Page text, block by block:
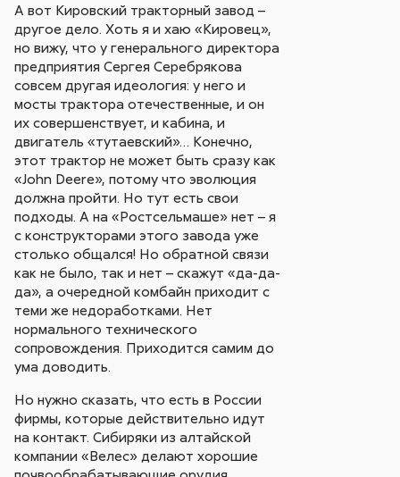
А вот Кировский тракторный завод –
другое дело. Хоть я и хаю «Кировец»,
но вижу, что у генерального директора
предприятия Сергея Серебрякова
совсем другая идеология: у него и
мосты трактора отечественные, и он
их совершенствует, и кабина, и
двигатель «тутаевский»… Конечно,
этот трактор не может быть сразу как
«John Deere», потому что эволюция
должна пройти. Но тут есть свои
подходы. А на «Ростсельмаше» нет – я
с конструкторами этого завода уже
столько общался! Но обратной связи
как не было, так и нет – скажут «да-да-
да», а очередной комбайн приходит с
теми же недоработками. Нет
нормального технического
сопровождения. Приходится самим до
ума доводить.
Но нужно сказать, что есть в России
фирмы, которые действительно идут
на контакт. Сибиряки из алтайской
компании «Велес» делают хорошие